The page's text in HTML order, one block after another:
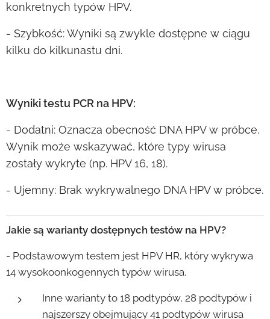
konkretnych typów HPV.
- Szybkość: Wyniki są zwykle dostępne w ciągu
kilku do kilkunastu dni.
Wyniki testu PCR na HPV:
- Dodatni: Oznacza obecność DNA HPV w próbce.
Wynik może wskazywać, które typy wirusa
zostały wykryte (np. HPV 16, 18).
- Ujemny: Brak wykrywalnego DNA HPV w próbce.
Jakie są warianty dostępnych testów na HPV?
- Podstawowym testem jest HPV HR, który wykrywa
14 wysokoonkogennych typów wirusa.
Inne warianty to 18 podtypów, 28 podtypów i
najszerszy obejmujący 41 podtypów wirusa